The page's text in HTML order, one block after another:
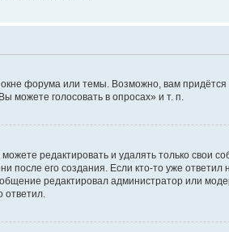
форума или темы. Возможно, вам
голосовать в опросах» и т. п.
редактировать и удалять только свои
после его создания. Если кто-то уже
редактировал администратор или
ответил.